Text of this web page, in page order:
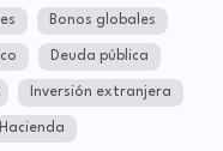
Bonos globales
Deuda pública
Inversión extranjera